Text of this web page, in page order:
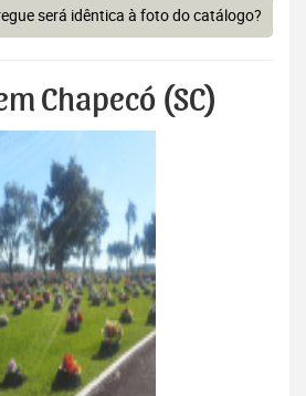
será idêntica à foto do catálogo?
Chapecó (SC)